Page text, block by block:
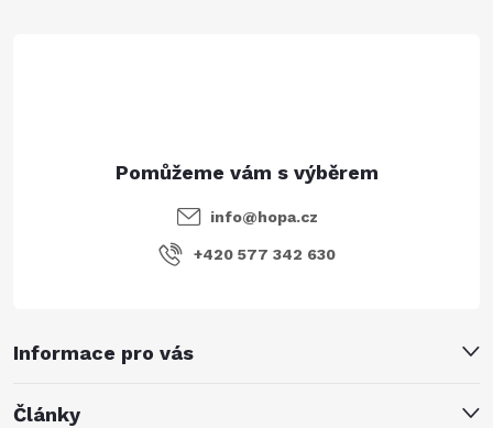
Informace pro vás
Články
info@hopa.cz
+420 577 342 630